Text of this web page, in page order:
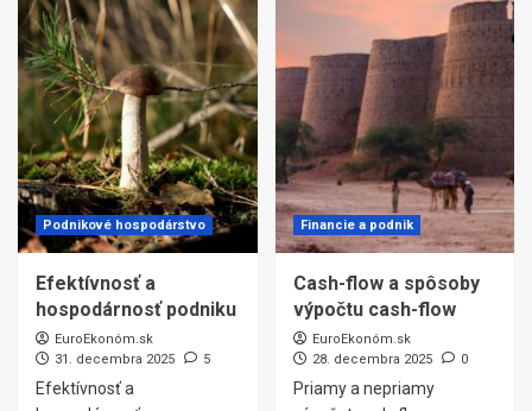
Podnikové hospodárstvo
Efektívnosť a
hospodárnosť podniku
EuroEkonóm.sk
31. decembra 2025
5
Efektívnosť a
Financie a podnik
Cash-flow a spôsoby
výpočtu cash-flow
EuroEkonóm.sk
28. decembra 2025
0
Priamy a nepriamy